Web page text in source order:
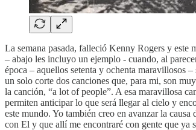
La semana pasada, falleció Kenny Rogers y este
– abajo les incluyo un ejemplo - cuando, al
época – aquellos setenta y ochenta maravillosos
un solo corte dos canciones que, para mi, son
la canción, “a lot of people”. A esa maravillosa
permiten anticipar lo que será llegar al cielo y
este mundo. Yo también creo en avanzar la
con El y que allí me encontraré con gente que ya